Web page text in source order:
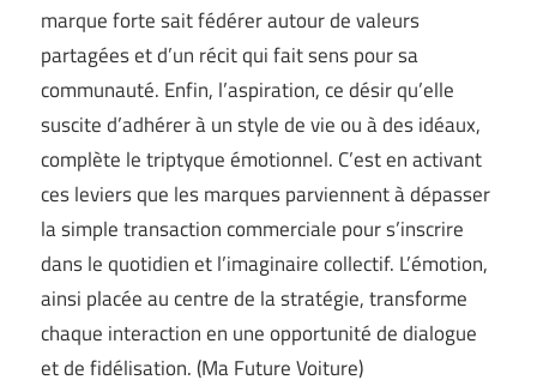
marque forte sait fédérer autour de valeurs
partagées et d’un récit qui fait sens pour sa
communauté. Enfin, l’aspiration, ce désir qu’elle
suscite d’adhérer à un style de vie ou à des idéaux,
complète le triptyque émotionnel. C’est en activant
ces leviers que les marques parviennent à dépasser
la simple transaction commerciale pour s’inscrire
dans le quotidien et l’imaginaire collectif. L’émotion,
ainsi placée au centre de la stratégie, transforme
chaque interaction en une opportunité de dialogue
et de fidélisation. (Ma Future Voiture)